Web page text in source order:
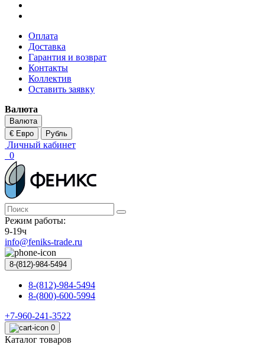
Оплата
Доставка
Гарантия и возврат
Контакты
Коллектив
Оставить заявку
Валюта
Валюта
€ Евро
Рубль
Личный кабинет
0
Режим работы:
9-19ч
info@feniks-trade.ru
8-(812)-984-5494
8-(812)-984-5494
8-(800)-600-5994
+7-960-241-3522
0
Каталог товаров